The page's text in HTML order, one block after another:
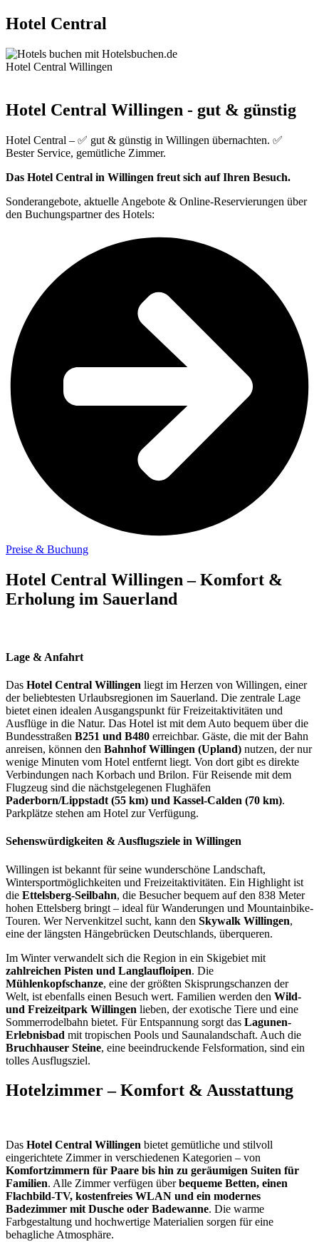
Hotel Central
Hotel Central Willingen
Hotel Central Willingen - gut & günstig
Hotel Central – ✅ gut & günstig in Willingen übernachten. ✅
Bester Service, gemütliche Zimmer.
Das Hotel Central in Willingen freut sich auf Ihren Besuch.
Sonderangebote, aktuelle Angebote & Online-Reservierungen über
den Buchungspartner des Hotels:
Preise & Buchung
Hotel Central Willingen – Komfort &
Erholung im Sauerland
Lage & Anfahrt
Das Hotel Central Willingen liegt im Herzen von Willingen, einer
der beliebtesten Urlaubsregionen im Sauerland. Die zentrale Lage
bietet einen idealen Ausgangspunkt für Freizeitaktivitäten und
Ausflüge in die Natur. Das Hotel ist mit dem Auto bequem über die
Bundesstraßen B251 und B480 erreichbar. Gäste, die mit der Bahn
anreisen, können den Bahnhof Willingen (Upland) nutzen, der nur
wenige Minuten vom Hotel entfernt liegt. Von dort gibt es direkte
Verbindungen nach Korbach und Brilon. Für Reisende mit dem
Flugzeug sind die nächstgelegenen Flughäfen
Paderborn/Lippstadt (55 km) und Kassel-Calden (70 km).
Parkplätze stehen am Hotel zur Verfügung.
Sehenswürdigkeiten & Ausflugsziele in Willingen
Willingen ist bekannt für seine wunderschöne Landschaft,
Wintersportmöglichkeiten und Freizeitaktivitäten. Ein Highlight ist
die Ettelsberg-Seilbahn, die Besucher bequem auf den 838 Meter
hohen Ettelsberg bringt – ideal für Wanderungen und Mountainbike-
Touren. Wer Nervenkitzel sucht, kann den Skywalk Willingen,
eine der längsten Hängebrücken Deutschlands, überqueren.
Im Winter verwandelt sich die Region in ein Skigebiet mit
zahlreichen Pisten und Langlaufloipen. Die
Mühlenkopfschanze, eine der größten Skisprungschanzen der
Welt, ist ebenfalls einen Besuch wert. Familien werden den Wild-
und Freizeitpark Willingen lieben, der exotische Tiere und eine
Sommerrodelbahn bietet. Für Entspannung sorgt das Lagunen-
Erlebnisbad mit tropischen Pools und Saunalandschaft. Auch die
Bruchhauser Steine, eine beeindruckende Felsformation, sind ein
tolles Ausflugsziel.
Hotelzimmer – Komfort & Ausstattung
Das Hotel Central Willingen bietet gemütliche und stilvoll
eingerichtete Zimmer in verschiedenen Kategorien – von
Komfortzimmern für Paare bis hin zu geräumigen Suiten für
Familien. Alle Zimmer verfügen überbequeme Betten, einen
Flachbild-TV, kostenfreies WLAN und ein modernes
Badezimmer mit Dusche oder Badewanne. Die warme
Farbgestaltung und hochwertige Materialien sorgen für eine
behagliche Atmosphäre.